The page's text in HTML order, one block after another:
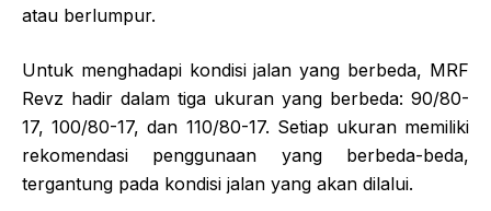
atau berlumpur.
Untuk menghadapi kondisi jalan yang berbeda, MRF
Revz hadir dalam tiga ukuran yang berbeda: 90/80-
17, 100/80-17, dan 110/80-17. Setiap ukuran memiliki
rekomendasi penggunaan yang berbeda-beda,
tergantung pada kondisi jalan yang akan dilalui.